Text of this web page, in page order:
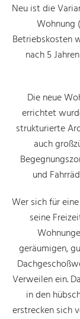
Neu ist die
Wohnung
Betriebskosten
nach 5
Die neue
errichtet
strukturierte
auch
und
Wer sich für
seine
geräumigen,
Verweilen ein.
in den
erstrecken sich